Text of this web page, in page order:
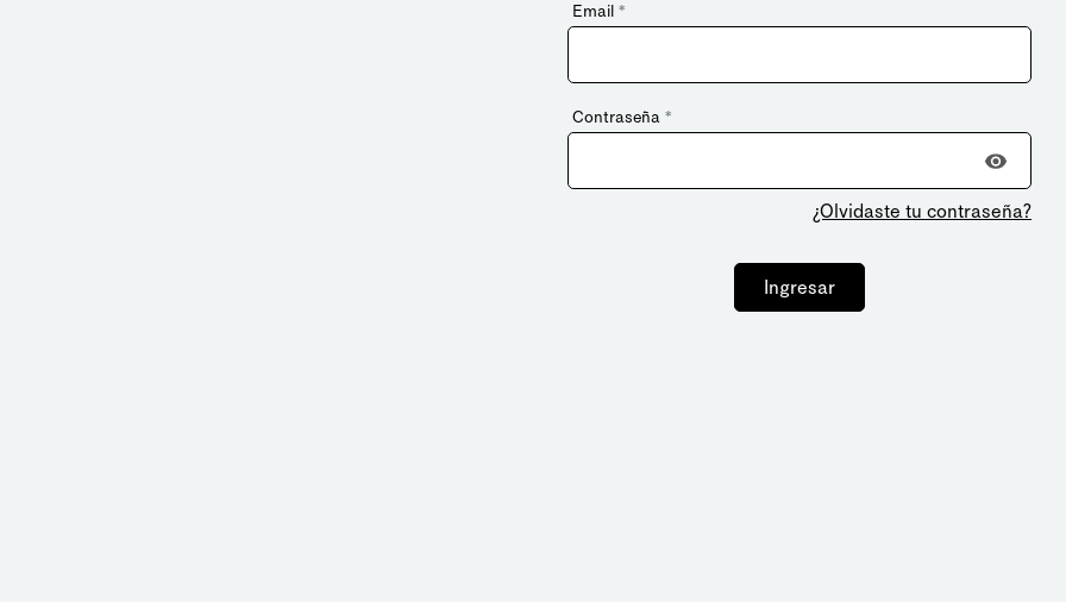
Email *
Contraseña *
¿Olvidaste tu contraseña?
Ingresar